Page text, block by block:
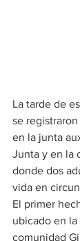
La tarde de
se
en la junta
Junta y en la
donde dos
vida en
El primer
ubicado en
comunidad